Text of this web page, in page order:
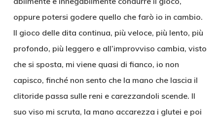
oppure potersi godere quello che farò io in cambio.
Il gioco delle dita continua, più veloce, più lento, più
profondo, più leggero e all’improvviso cambia, visto
che si sposta, mi viene quasi di fianco, io non
capisco, finché non sento che la mano che lascia il
clitoride passa sulle reni e carezzandoli scende. Il
suo viso mi scruta, la mano accarezza i glutei e poi